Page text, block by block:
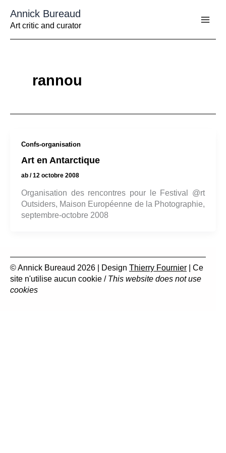
contenu
Annick Bureaud
Art critic and curator
rannou
Confs-organisation
Art en Antarctique
ab /12 octobre 2008
Organisation des rencontres pour le Festival @rt
Outsiders, Maison Européenne de la Photographie,
septembre-octobre 2008
© Annick Bureaud 2026 | Design Thierry Fournier | Ce
site n'utilise aucun cookie / This website does not use
cookies